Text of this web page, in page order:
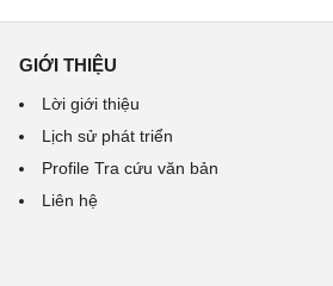
GIỚI THIỆU
Lời giới thiệu
Lịch sử phát triển
Profile Tra cứu văn bản
Liên hệ